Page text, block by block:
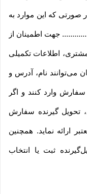
صورتی که این موارد به
جهت اطمینان از
اطلاعات تکمیلی
می‌توانند نام، آدرس و
وارد کنند و اگر
تحویل گیرنده سفارش
ارائه نماید. همچنین
ثبت یا انتخاب